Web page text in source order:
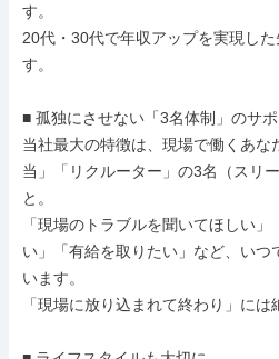
す。
20代・30代で年収アップを実現し
す。
■ 孤独にさせない「3名体制」のサポ
当社最大の特徴は、現場で働くあな
当」「リクルーター」の3名（スリ
と。
「現場のトラブルを聞いてほしい
い」「有給を取りたい」など、いつ
います。
「現場に放り込まれて終わり」には